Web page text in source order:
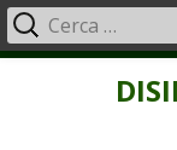
Menu
principale